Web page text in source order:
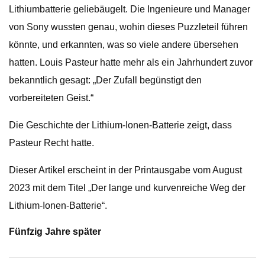
Lithiumbatterie geliebäugelt. Die Ingenieure und Manager
von Sony wussten genau, wohin dieses Puzzleteil führen
könnte, und erkannten, was so viele andere übersehen
hatten. Louis Pasteur hatte mehr als ein Jahrhundert zuvor
bekanntlich gesagt: „Der Zufall begünstigt den
vorbereiteten Geist.“
Die Geschichte der Lithium-Ionen-Batterie zeigt, dass
Pasteur Recht hatte.
Dieser Artikel erscheint in der Printausgabe vom August
2023 mit dem Titel „Der lange und kurvenreiche Weg der
Lithium-Ionen-Batterie“.
Fünfzig Jahre später